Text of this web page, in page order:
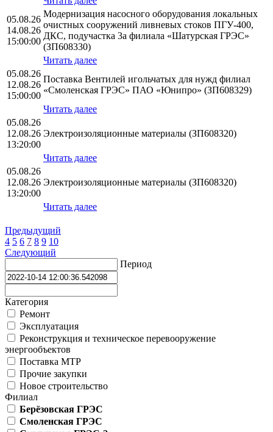
05.08.26
14.08.26
15:00:00
Модернизация насосного оборудования локальных
очистных сооружений ливневых стоков ПГУ-400,
ДКС, подучастка 3а филиала «Шатурская ГРЭС»
(ЗП608330)
Читать далее
05.08.26
12.08.26
15:00:00
Поставка Вентилей игольчатых для нужд филиал
«Смоленская ГРЭС» ПАО «Юнипро» (ЗП608329)
Читать далее
05.08.26
12.08.26
13:20:00
Электроизоляционные материалы (ЗП608320)
Читать далее
05.08.26
12.08.26
13:20:00
Электроизоляционные материалы (ЗП608320)
Читать далее
Предыдущий
4 5 6 7 8 9 10
Следующий
Период
Категория
Ремонт
Эксплуатация
Реконструкция и техническое перевооружение
энергообъектов
Поставка МТР
Прочие закупки
Новое строительство
Филиал
Берёзовская ГРЭС
Смоленская ГРЭС